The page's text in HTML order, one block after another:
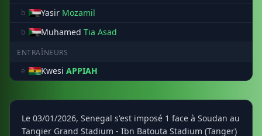
b Yasir Mozamil
b Muhamed Tia Asad
ENTRAÎNEURS
e
Kwesi APPIAH
Le 03/01/2026, Senegal s'est imposé 1 face à Soudan au
Tangier Grand Stadium - Ibn Batouta Stadium (Tanger)